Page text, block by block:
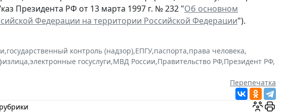
Президента РФ от 13 марта 1997 г. № 232 "Об основном
Федерации на территории Российской Федерации").
,государственный контроль (надзор),ЕПГУ,паспорта,права человека,
,электронные госуслуги,МВД России,Правительство РФ,Президент РФ,
Перепечатка